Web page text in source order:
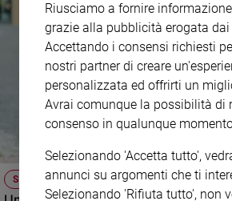
SPERANZA PER I MALATI
Riusciamo a fornire
grazie alla pubblicità erogata dai
Accettando i consensi richiesti
nostri partner di creare
personalizzata ed offrirti un
Avrai comunque la possibilità di
consenso in qualunque
Selezionando 'Accetta tutto',
annunci su argomenti che ti
Selezionando 'Rifiuta tutto', non